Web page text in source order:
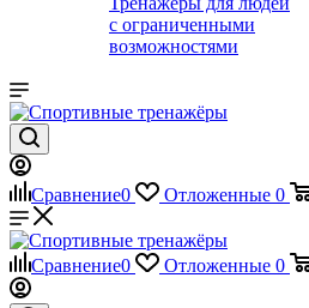
с ограниченными
возможностями
Сравнение0 Отложенные 0
Сравнение0 Отложенные 0